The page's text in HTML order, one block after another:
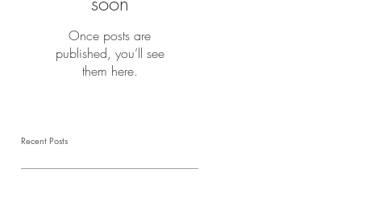
Once posts are
published, you’ll see
them here.
Recent Posts